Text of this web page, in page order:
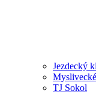
Jezdecký
TJ Sokol